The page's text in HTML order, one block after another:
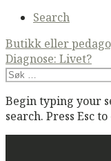
Search
Post
navigation
Butikk eller
Diagnose: Livet?
Søk
Begin typing your
search. Press Esc